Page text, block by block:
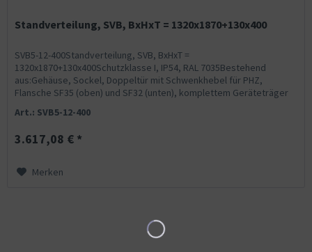
Standverteilung, SVB, BxHxT = 1320x1870+130x400
SVB5-12-400Standverteilung, SVB, BxHxT =
1320x1870+130x400Schutzklasse I, IP54, RAL 7035Bestehend
aus:Gehäuse, Sockel, Doppeltür mit Schwenkhebel für PHZ,
Flansche SF35 (oben) und SF32 (unten), komplettem Geräteträger
Art.: SVB5-12-400
3.617,08 € *
Merken